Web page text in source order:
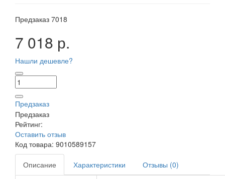
Предзаказ 7018
7 018 р.
Нашли дешевле?
Предзаказ
Предзаказ
Рейтинг:
Оставить отзыв
Код товара: 9010589157
Описание Характеристики
Отзывы (0)